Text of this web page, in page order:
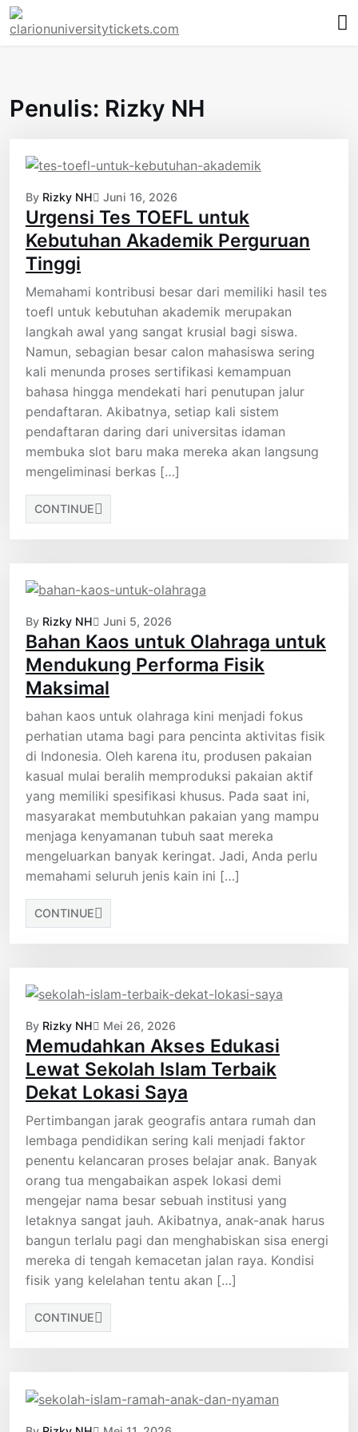
Skip
to
Penulis: Rizky NH
By Rizky NH Juni 16, 2026
Urgensi Tes TOEFL untuk
Kebutuhan Akademik Perguruan
Tinggi
Memahami kontribusi besar dari memiliki hasil tes
toefl untuk kebutuhan akademik merupakan
langkah awal yang sangat krusial bagi siswa.
Namun, sebagian besar calon mahasiswa sering
kali menunda proses sertifikasi kemampuan
bahasa hingga mendekati hari penutupan jalur
pendaftaran. Akibatnya, setiap kali sistem
pendaftaran daring dari universitas idaman
membuka slot baru maka mereka akan langsung
mengeliminasi berkas […]
CONTINUE
By Rizky NH Juni 5, 2026
Bahan Kaos untuk Olahraga untuk
Mendukung Performa Fisik
Maksimal
bahan kaos untuk olahraga kini menjadi fokus
perhatian utama bagi para pencinta aktivitas fisik
di Indonesia. Oleh karena itu, produsen pakaian
kasual mulai beralih memproduksi pakaian aktif
yang memiliki spesifikasi khusus. Pada saat ini,
masyarakat membutuhkan pakaian yang mampu
menjaga kenyamanan tubuh saat mereka
mengeluarkan banyak keringat. Jadi, Anda perlu
memahami seluruh jenis kain ini […]
CONTINUE
By Rizky NH Mei 26, 2026
Memudahkan Akses Edukasi
Lewat Sekolah Islam Terbaik
Dekat Lokasi Saya
Pertimbangan jarak geografis antara rumah dan
lembaga pendidikan sering kali menjadi faktor
penentu kelancaran proses belajar anak. Banyak
orang tua mengabaikan aspek lokasi demi
mengejar nama besar sebuah institusi yang
letaknya sangat jauh. Akibatnya, anak-anak harus
bangun terlalu pagi dan menghabiskan sisa energi
mereka di tengah kemacetan jalan raya. Kondisi
fisik yang kelelahan tentu akan […]
CONTINUE